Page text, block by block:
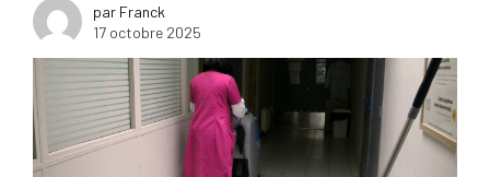
par Franck
17 octobre 2025